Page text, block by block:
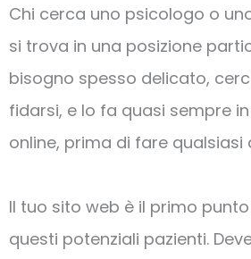
Chi cerca uno psicologo o
si trova in una posizione
bisogno spesso delicato,
fidarsi, e lo fa quasi sempre
online, prima di fare qualsiasi
Il tuo sito web è il primo
questi potenziali pazienti.